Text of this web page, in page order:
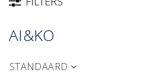
AI&KO
STANDAARD